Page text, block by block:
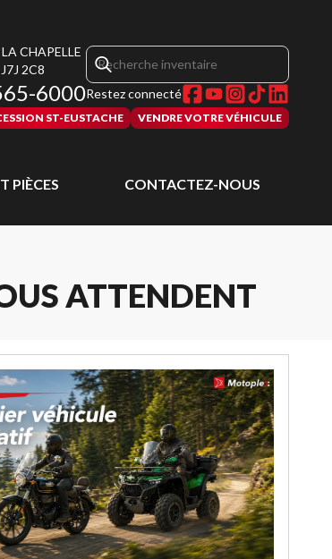
CHAPELLE
J7J 2C8
6000Restez connecté
ST-EUSTACHE VENDRE VOTRE VÉHICULE
PIÈCES CONTACTEZ-NOUS
ATTENDENT